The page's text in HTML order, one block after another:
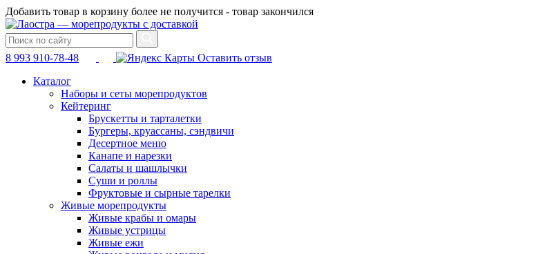
Добавить товар в корзину более не получится - товар закончился
8 993 910-78-48
Оставить отзыв
Каталог
Наборы и сеты морепродуктов
Кейтеринг
Брускетты и тарталетки
Бургеры, круассаны, сэндвичи
Десертное меню
Канапе и нарезки
Салаты и шашлычки
Суши и роллы
Фруктовые и сырные тарелки
Живые морепродукты
Живые крабы и омары
Живые устрицы
Живые ежи